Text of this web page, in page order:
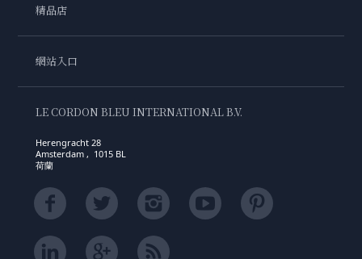
精品店
網站入口
LE CORDON BLEU INTERNATIONAL B.V.
Herengracht 28
Amsterdam , 1015 BL
荷蘭